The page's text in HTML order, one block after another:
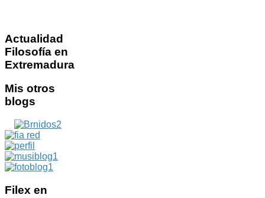
Actualidad
Filosofía en
Extremadura
Mis otros
blogs
Filex en